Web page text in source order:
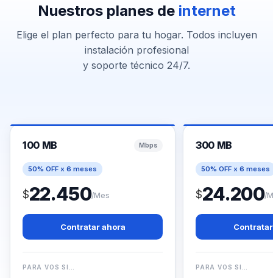
Nuestros planes de internet
Elige el plan perfecto para tu hogar. Todos incluyen
instalación profesional
y soporte técnico 24/7.
100 MB Mbps
50% OFF x 6 meses
$22.450/Mes
Contratar ahora
PARA VOS SI…
300 MB
50% OFF x 6 meses
$24.200/
PARA VOS SI…